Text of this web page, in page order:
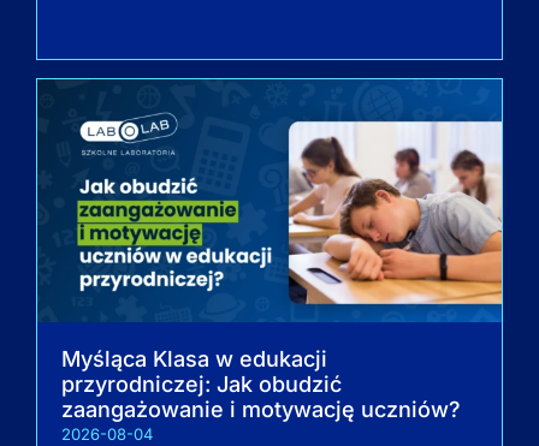
Myśląca Klasa w edukacji
przyrodniczej: Jak obudzić
zaangażowanie i motywację uczniów?
2026-08-04